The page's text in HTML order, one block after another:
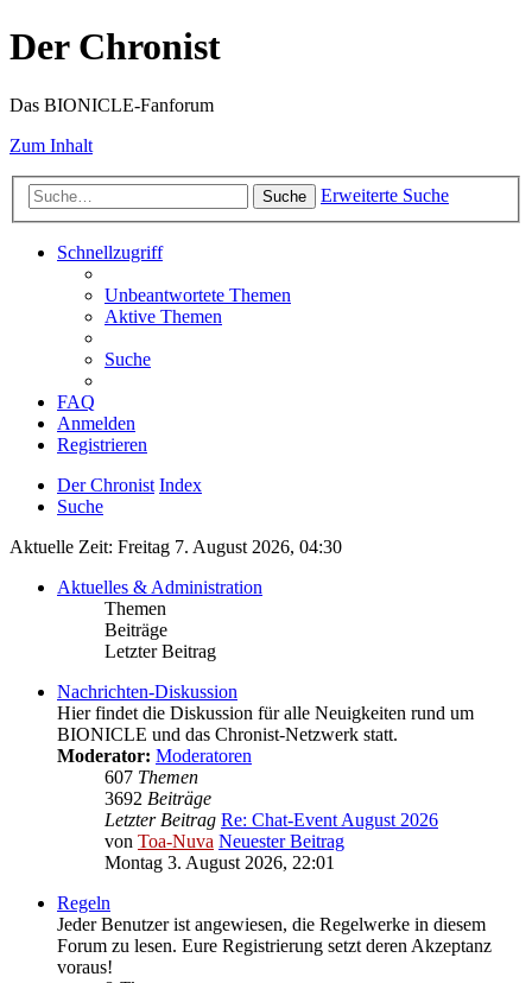
Der Chronist
Das BIONICLE-Fanforum
Zum Inhalt
Suche Erweiterte Suche
Schnellzugriff
Unbeantwortete Themen
Aktive Themen
Suche
FAQ
Anmelden
Registrieren
Der Chronist Index
Suche
Aktuelle Zeit: Freitag 7. August 2026, 04:30
Aktuelles & Administration
Themen
Beiträge
Letzter Beitrag
Nachrichten-Diskussion
Hier findet die Diskussion für alle Neuigkeiten rund um
BIONICLE und das Chronist-Netzwerk statt.
Moderator: Moderatoren
607 Themen
3692 Beiträge
Letzter Beitrag Re: Chat-Event August 2026
von Toa-Nuva Neuester Beitrag
Montag 3. August 2026, 22:01
Regeln
Jeder Benutzer ist angewiesen, die Regelwerke in diesem
Forum zu lesen. Eure Registrierung setzt deren Akzeptanz
voraus!